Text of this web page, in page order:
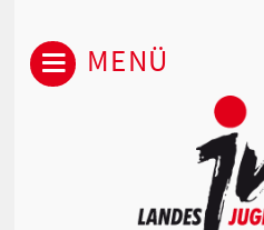
MENÜ